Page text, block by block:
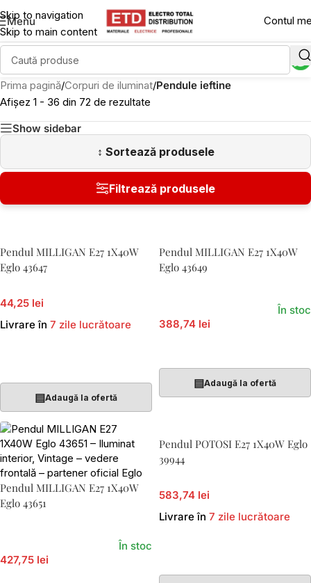
Skip to navigation
Skip to main content
Menu Contul
Prima pagină/Corpuri de iluminat/Pendule ieftine
Afișez 1 - 36 din 72 de rezultate
Show sidebar
Pendul MILLIGAN E27 1X40W
Eglo 43647
44,25 lei
Livrare în 7 zile lucrătoare
▤Adaugă la ofertă
Pendul MILLIGAN E27 1X40W
Eglo 43649
388,74 lei
În stoc
▤Adaugă la ofertă
Pendul MILLIGAN E27 1X40W
Eglo 43651
427,75 lei
În stoc
Pendul POTOSI E27 1X40W Eglo
39944
583,74 lei
Livrare în 7 zile lucrătoare